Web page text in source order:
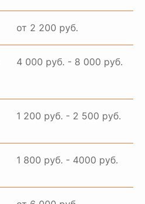
от 2 200 руб.
4 000 руб. - 8 000 руб.
1 200 руб. - 2 500 руб.
1 800 руб. - 4000 руб.